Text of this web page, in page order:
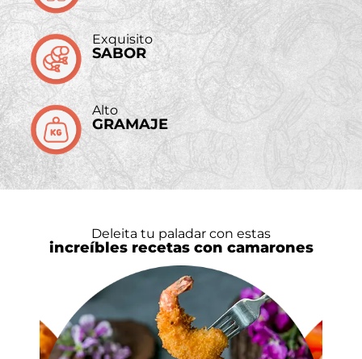
Exquisito
SABOR
Alto
GRAMAJE
Deleita tu paladar con estas
increíbles recetas con camarones